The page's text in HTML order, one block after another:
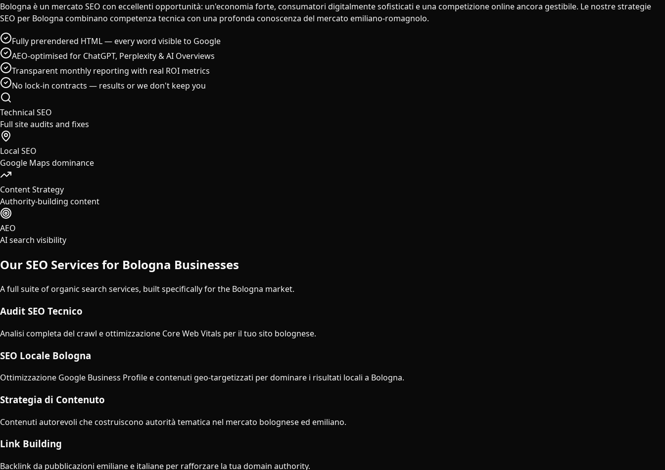
Bologna è un mercato SEO con eccellenti opportunità: un'economia forte, consumatori digitalmente sofisticati e una competizione online ancora gestibile. Le nostre strategie
SEO per Bologna combinano competenza tecnica con una profonda conoscenza del mercato emiliano-romagnolo.
Fully prerendered HTML — every word visible to Google
AEO-optimised for ChatGPT, Perplexity & AI Overviews
Transparent monthly reporting with real ROI metrics
No lock-in contracts — results or we don't keep you
Technical SEO
Full site audits and fixes
Local SEO
Google Maps dominance
Content Strategy
Authority-building content
AEO
AI search visibility
Our SEO Services for Bologna Businesses
A full suite of organic search services, built specifically for the Bologna market.
Audit SEO Tecnico
Analisi completa del crawl e ottimizzazione Core Web Vitals per il tuo sito bolognese.
SEO Locale Bologna
Ottimizzazione Google Business Profile e contenuti geo-targetizzati per dominare i risultati locali a Bologna.
Strategia di Contenuto
Contenuti autorevoli che costruiscono autorità tematica nel mercato bolognese ed emiliano.
Link Building
Backlink da pubblicazioni emiliane e italiane per rafforzare la tua domain authority.